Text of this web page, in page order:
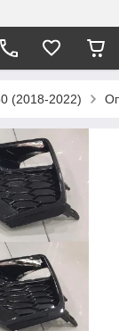
(2018-2022)